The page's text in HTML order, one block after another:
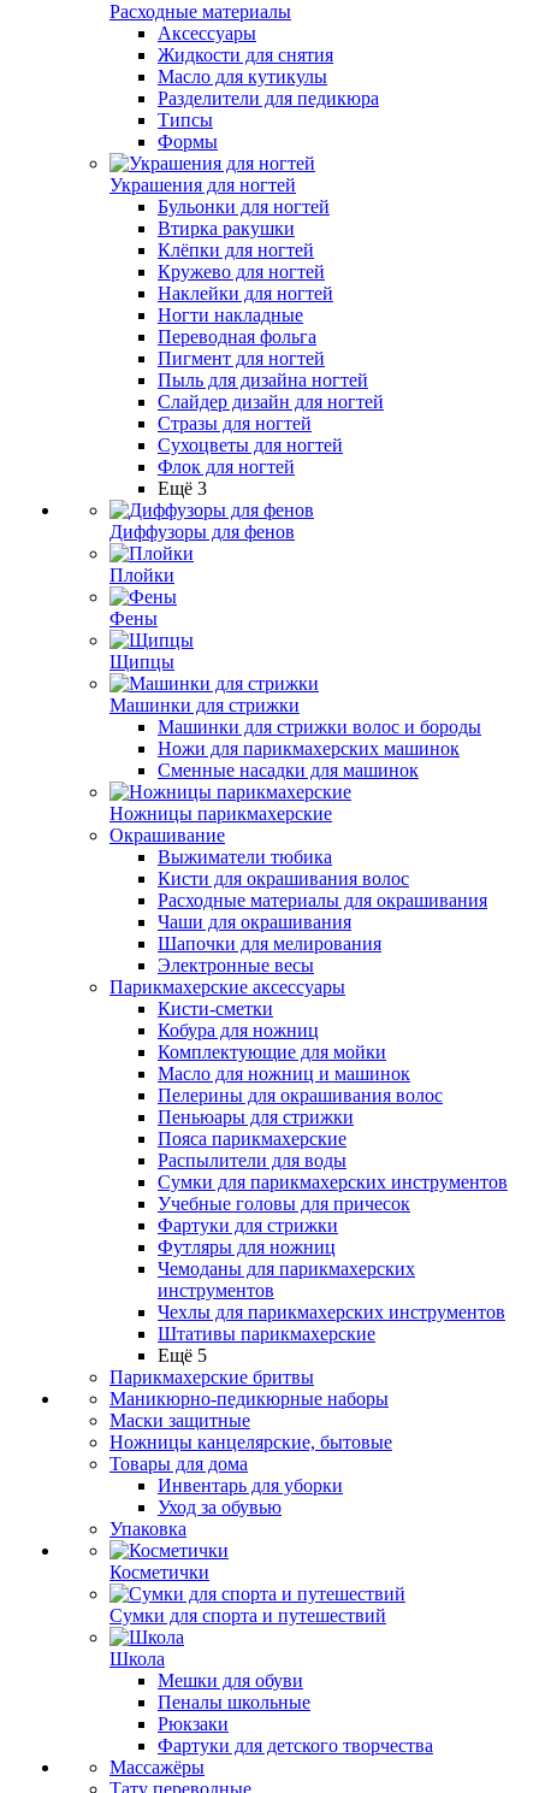
Расходные материалы
Аксессуары
Жидкости для снятия
Масло для кутикулы
Разделители для педикюра
Типсы
Формы
Украшения для ногтей
Бульонки для ногтей
Втирка ракушки
Клёпки для ногтей
Кружево для ногтей
Наклейки для ногтей
Ногти накладные
Переводная фольга
Пигмент для ногтей
Пыль для дизайна ногтей
Слайдер дизайн для ногтей
Стразы для ногтей
Сухоцветы для ногтей
Флок для ногтей
Ещё 3
Диффузоры для фенов
Плойки
Фены
Щипцы
Машинки для стрижки
Машинки для стрижки волос и бороды
Ножи для парикмахерских машинок
Сменные насадки для машинок
Ножницы парикмахерские
Окрашивание
Выжиматели тюбика
Кисти для окрашивания волос
Расходные материалы для окрашивания
Чаши для окрашивания
Шапочки для мелирования
Электронные весы
Парикмахерские аксессуары
Кисти-сметки
Кобура для ножниц
Комплектующие для мойки
Масло для ножниц и машинок
Пелерины для окрашивания волос
Пеньюары для стрижки
Пояса парикмахерские
Распылители для воды
Сумки для парикмахерских инструментов
Учебные головы для причесок
Фартуки для стрижки
Футляры для ножниц
Чемоданы для парикмахерских
инструментов
Чехлы для парикмахерских инструментов
Штативы парикмахерские
Ещё 5
Парикмахерские бритвы
Маникюрно-педикюрные наборы
Маски защитные
Ножницы канцелярские, бытовые
Товары для дома
Инвентарь для уборки
Уход за обувью
Упаковка
Косметички
Сумки для спорта и путешествий
Школа
Мешки для обуви
Пеналы школьные
Рюкзаки
Фартуки для детского творчества
Массажёры
Тату переводные